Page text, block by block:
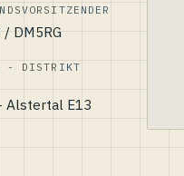
DM5RG
- DISTRIKT
Alstertal E13